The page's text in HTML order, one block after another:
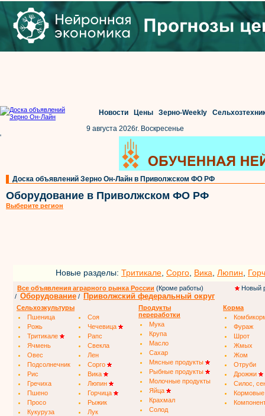
Новости Цены Зерно-Weekly
9 августа 2026г. Воскресенье
'
Доска объявлений Зерно Он-Лайн в Приволжском ФО РФ
Оборудование в Приволжском ФО РФ
Выберите регион
Новые разделы: Тритикале Сорго Вика Люпин
Все объявления аграрного рынка России (Кроме работы)
Новый
/ Оборудование / Приволжский федеральный округ
Сельхозкультуры
Пшеница
Соя
Рожь
Чечевица
Тритикале
Рапс
Ячмень
Свекла
Овес
Лен
Подсолнечник
Сорго
Рис
Вика
Гречиха
Люпин
Пшено
Горчица
Просо
Рыжик
Кукуруза
Лук
Продукты
переработки
Мука
Крупа
Масло
Сахар
Мясные продукты
Рыбные продукты
Молочные продукты
Яйца
Крахмал
Солод
Корма
Фураж
Шрот
Жмых
Жом
Отруби
Дрожжи
Силос,